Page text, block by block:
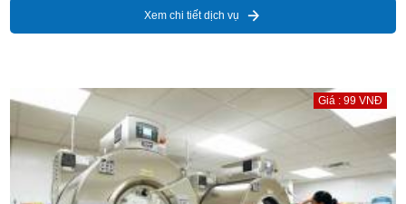
Xem chi tiết dịch vụ
Giá : 99 VNĐ